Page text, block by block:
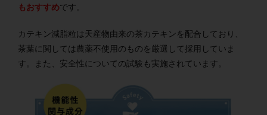
もおすすめです。
カテキン減脂粒は天産物由来の茶カテキンを配合しており、
茶葉に関しては農薬不使用のものを厳選して採用していま
す。また、安全性についての試験も実施されています。